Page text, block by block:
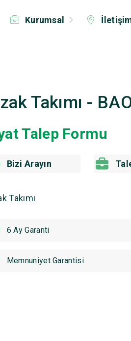
Kurumsal
Takımı -
Talep Formu
Bizi Arayın
Takımı
6 Ay Garanti
Memnuniyet Garantisi